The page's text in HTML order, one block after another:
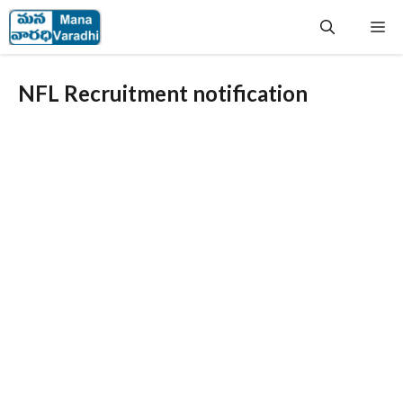
Skip
to
content
NFL Recruitment notification